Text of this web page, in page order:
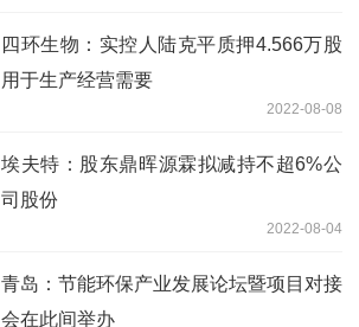
四环生物：实控人陆克平质押4.566万股
用于生产经营需要
2022-08-08
埃夫特：股东鼎晖源霖拟减持不超6%公
司股份
2022-08-04
青岛：节能环保产业发展论坛暨项目对接
会在此间举办